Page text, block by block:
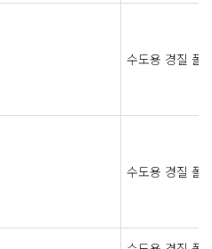
수도용 경질 폴
수도용 경질 폴